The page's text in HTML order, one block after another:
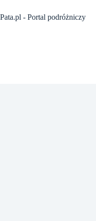
do
treści
Pata.pl - Portal podróżniczy